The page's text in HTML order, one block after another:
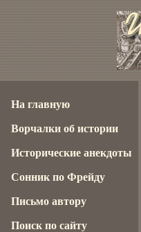
На главную
Ворчалки об истории
Исторические анекдоты
Сонник по Фрейду
Письмо автору
Поиск по сайту